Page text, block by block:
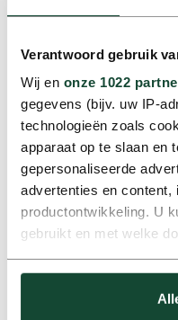
Verantwoord gebruik
Wij en onze 1022
gegevens (bijv. uw IP-
technologieën zoals
apparaat op te slaan en
gepersonaliseerde
advertenties en content,
productontwikkeling. U
gebruikt en met welke
Als u het toestaat, willen
Informatie
Planning als
Voor Euromobil is de
onderdeel van het
uitvraag, de
logistiek samen. Juist
met elkaar te
werkt. Voor de
opnieuw een
uitvoerbaar is, maar
het eerste voertuig is